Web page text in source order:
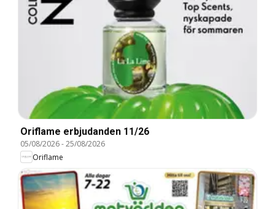
Oriflame erbjudanden 11/26
05/08/2026-25/08/2026
Oriflame